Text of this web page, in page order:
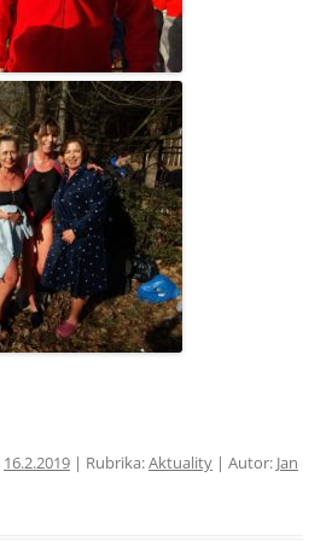
16.2.2019 | Rubrika:Aktuality | Autor: Jan